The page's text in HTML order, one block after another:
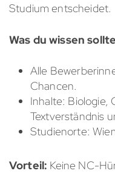
Studium entscheidet.
Was du wissen
Alle
Chancen.
Inhalte: Biologie,
Textverständnis
Studienorte:
Vorteil: Keine NC-